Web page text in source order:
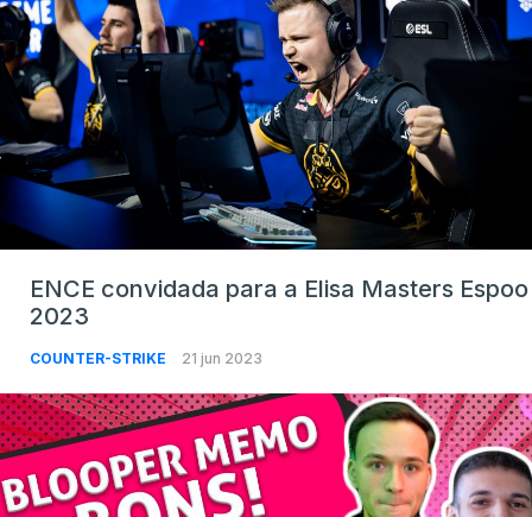
ENCE convidada para a Elisa Masters Espoo
2023
COUNTER-STRIKE 21 jun 2023